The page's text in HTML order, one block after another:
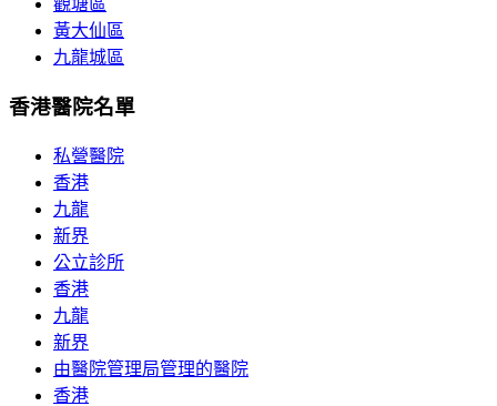
觀塘區
黃大仙區
九龍城區
香港醫院名單
私營醫院
香港
九龍
新界
公立診所
香港
九龍
新界
由醫院管理局管理的醫院
香港